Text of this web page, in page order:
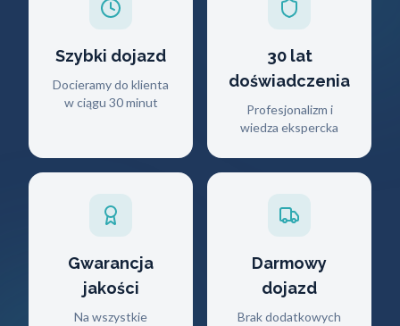
Szybki dojazd
Docieramy do klienta
w ciągu 30 minut
30 lat
doświadczenia
Profesjonalizm i
wiedza ekspercka
Gwarancja
jakości
Na wszystkie
Darmowy
dojazd
Brak dodatkowych